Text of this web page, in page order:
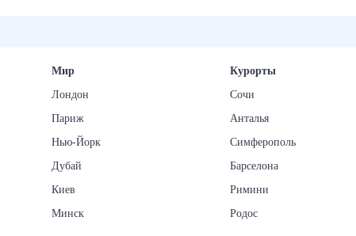
Мир
Лондон
Париж
Нью-Йорк
Дубай
Киев
Минск
Курорты
Сочи
Анталья
Симферополь
Барселона
Римини
Родос